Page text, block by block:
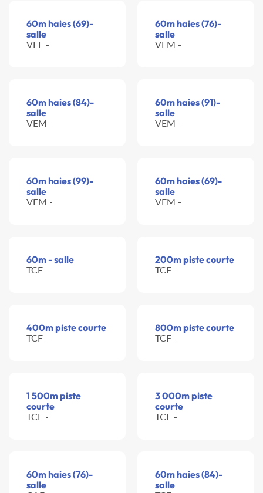
60m haies (69)-
salle
VEF -
60m haies (76)-
salle
VEM -
60m haies (84)-
salle
VEM -
60m haies (91)-
salle
VEM -
60m haies (99)-
salle
VEM -
60m haies (69)-
salle
VEM -
60m - salle
TCF -
200m piste courte
TCF -
400m piste courte
TCF -
800m piste courte
TCF -
1 500m piste
courte
TCF -
3 000m piste
courte
TCF -
60m haies (76)-
salle
60m haies (84)-
salle